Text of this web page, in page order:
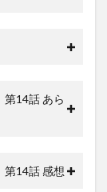
第14話 あら
第14話 感想